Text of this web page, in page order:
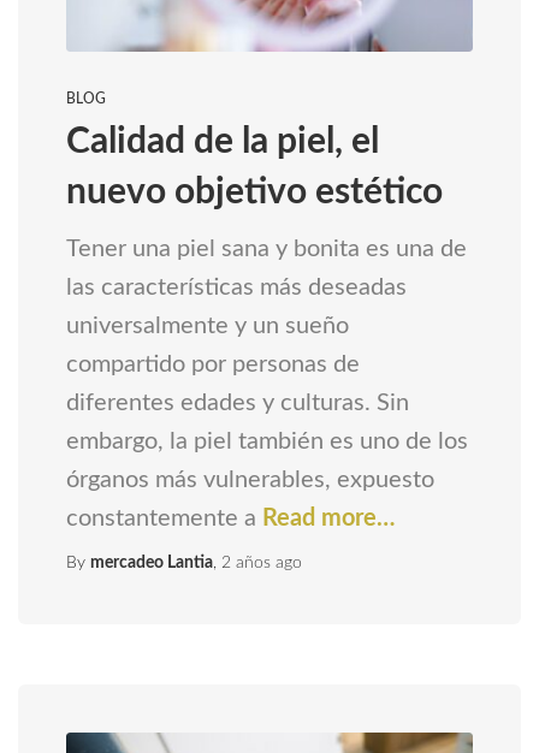
BLOG
Calidad de la piel, el
nuevo objetivo estético
Tener una piel sana y bonita es una de
las características más deseadas
universalmente y un sueño
compartido por personas de
diferentes edades y culturas. Sin
embargo, la piel también es uno de los
órganos más vulnerables, expuesto
constantemente a Read more…
By mercadeo Lantia 2 años ago